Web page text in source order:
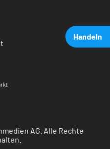
Handeln
AG. Alle Rechte